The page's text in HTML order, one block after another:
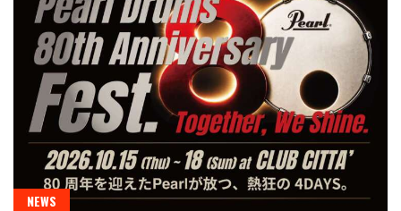
NEWS